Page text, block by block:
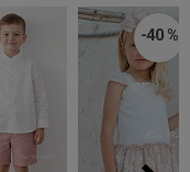
-40 %